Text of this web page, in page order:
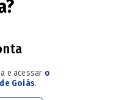
quando foi
e acessar o
Goiás.